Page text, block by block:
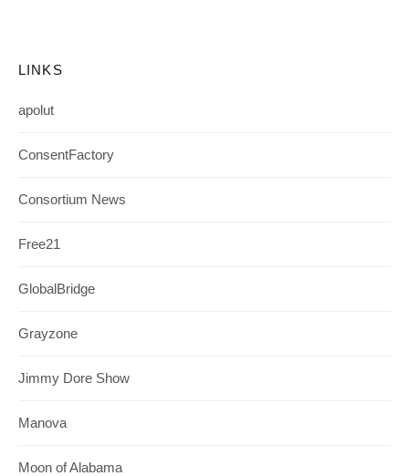
LINKS
apolut
ConsentFactory
Consortium News
Free21
GlobalBridge
Grayzone
Jimmy Dore Show
Manova
Moon of Alabama